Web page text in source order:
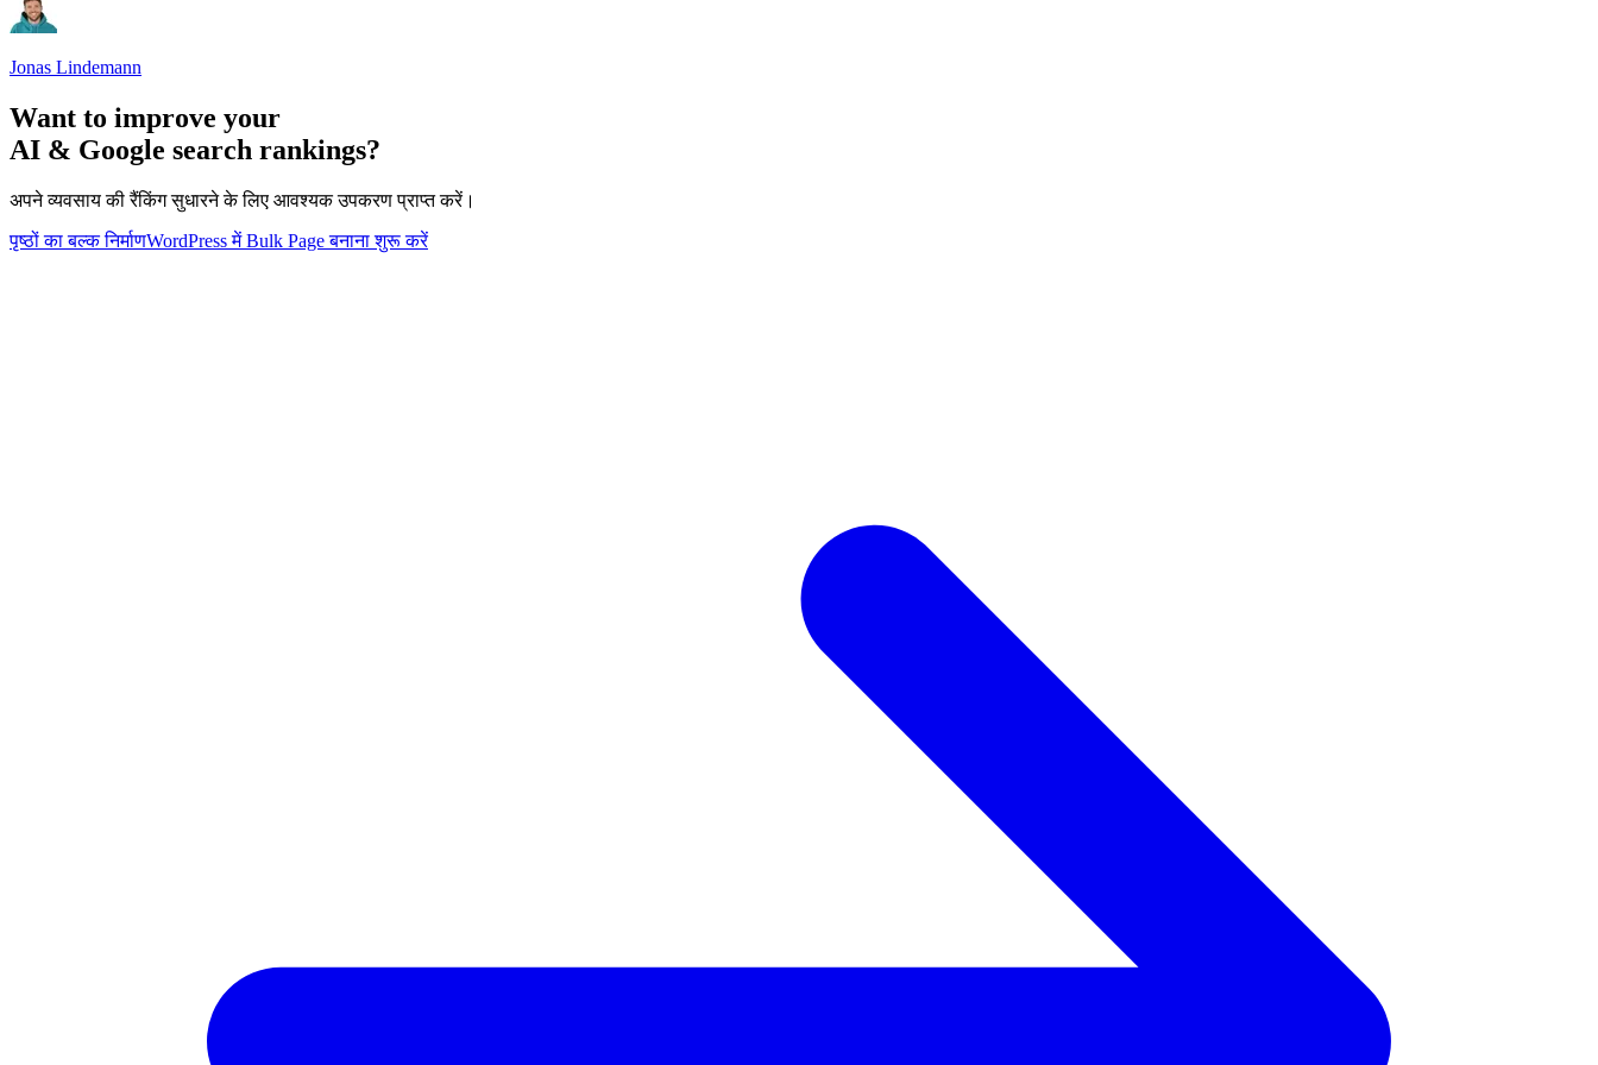
Jonas Lindemann
Want to improve your
AI & Google search rankings?
अपने व्यवसाय की रैंकिंग सुधारने के लिए आवश्यक उपकरण प्राप्त करें।
पृष्ठों का बल्क निर्माणWordPress में Bulk Page बनाना शुरू करें